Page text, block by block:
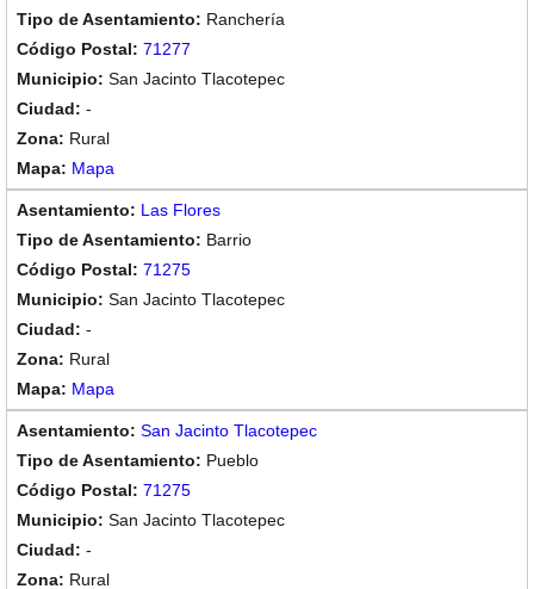
Ranchería
71277
San Jacinto Tlacotepec
-
Rural
Mapa
Las Flores
Barrio
71275
San Jacinto Tlacotepec
-
Rural
Mapa
San Jacinto Tlacotepec
Pueblo
71275
San Jacinto Tlacotepec
-
Rural